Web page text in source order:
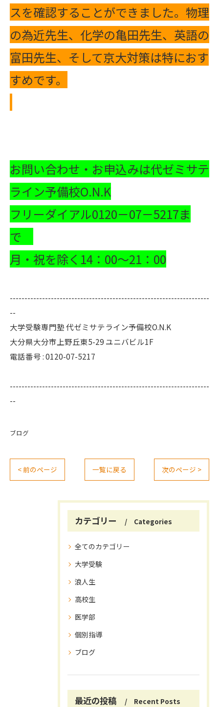
スを確認することができました。物理
の為近先生、化学の亀田先生、英語の
富田先生、そして京大対策は特におす
すめです。
お問い合わせ・お申込みは代ゼミサテ
ライン予備校O.N.K
フリーダイアル0120－07－5217ま
で
月・祝を除く14：00～21：00
--------------------------------------------------------------------
--
大学受験専門塾 代ゼミサテライン予備校O.N.K
大分県大分市上野丘東5-29 ユニバビル1F
電話番号 : 0120-07-5217
--------------------------------------------------------------------
--
ブログ
< 前のページ 一覧に戻る 次のページ >
カテゴリー Categories
全てのカテゴリー
大学受験
浪人生
高校生
医学部
個別指導
ブログ
最近の投稿 Recent Posts